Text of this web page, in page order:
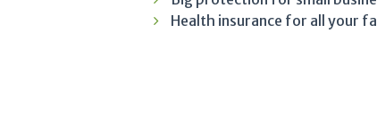
Health insurance for all your